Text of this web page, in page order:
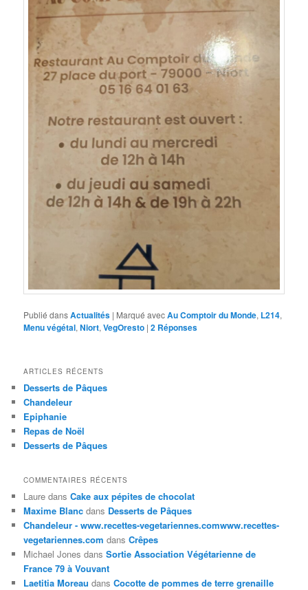
Publié dansActualités | Marqué avecAu Comptoir du Monde, L214,
Menu végétal,Niort,VegOresto |2 Réponses
ARTICLES RÉCENTS
Desserts de Pâques
Chandeleur
Epiphanie
Repas de Noël
Desserts de Pâques
COMMENTAIRES RÉCENTS
Laure dansCake aux pépites de chocolat
Maxime Blanc dans Desserts de Pâques
Chandeleur - www.recettes-vegetariennes.comwww.recettes-
vegetariennes.com dansCrêpes
Michael Jones dansSortie Association Végétarienne de
France 79 à Vouvant
Laetitia Moreau dansCocotte de pommes de terre grenaille